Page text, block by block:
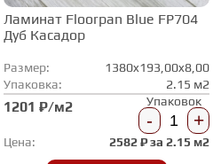
Ламинат Floorpan Blue FP704
Дуб Касадор
Размер:
1380x193,00x8,00
Упаковка:
2.15 м2
1201 ₽/м2 Упаковок
- +
Цена: 2582₽ за 2.15 м2